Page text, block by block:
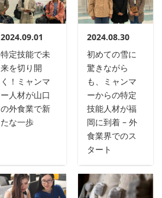
2024.09.01
特定技能で未
来を切り開
く！ミャンマ
ー人材が山口
の外食業で新
たな一歩
2024.08.30
初めての雪に
驚きながら
も、ミャンマ
ーからの特定
技能人材が福
岡に到着 – 外
食業界でのス
タート